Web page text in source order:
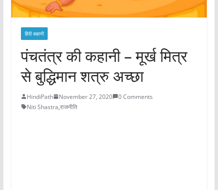
हिंदी कहानी
पंचतंत्र की कहानी – मूर्ख मित्र
से बुद्धिमान शत्रु अच्छा
HindiPath November 27, 2020
0 Comments
Niti Shastra,राजनीति